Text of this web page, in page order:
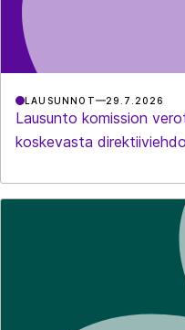
LAUSUNNOT 29.7.2026
Lausunto komission
koskevasta